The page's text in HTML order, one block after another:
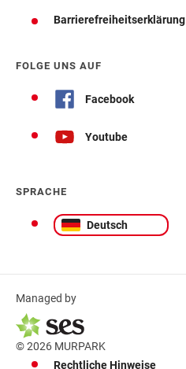
Barrierefreiheitserklärung
FOLGE UNS AUF
Facebook
Youtube
SPRACHE
Deutsch
Managed by
© 2026 MURPARK
Rechtliche Hinweise